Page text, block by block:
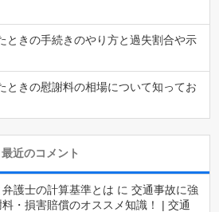
ときの手続きのやり方と過失割合や示
ときの慰謝料の相場について知ってお
最近のコメント
護士の計算基準とは に交通事故に強
・損害賠償のオススメ知識！ | 交通